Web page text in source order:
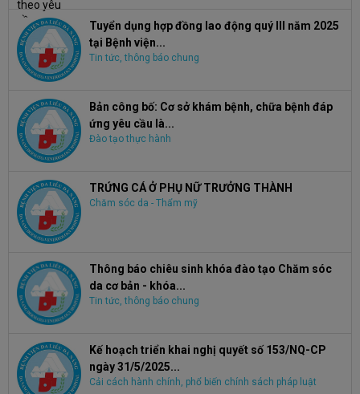
Tuyển dụng hợp đồng lao động quý III năm 2025
tại Bệnh viện...
Tin tức, thông báo chung
Bản công bố: Cơ sở khám bệnh, chữa bệnh đáp
ứng yêu cầu là...
Đào tạo thực hành
TRỨNG CÁ Ở PHỤ NỮ TRƯỞNG THÀNH
Chăm sóc da - Thẩm mỹ
Thông báo chiêu sinh khóa đào tạo Chăm sóc
da cơ bản - khóa...
Tin tức, thông báo chung
Kế hoạch triển khai nghị quyết số 153/NQ-CP
ngày 31/5/2025...
Cải cách hành chính, phổ biến chính sách pháp luật